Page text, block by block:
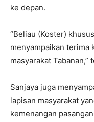
ke depan.
“Beliau (Koster)
menyampaikan terima
masyarakat Tabanan,”
Sanjaya juga
lapisan masyarakat
kemenangan